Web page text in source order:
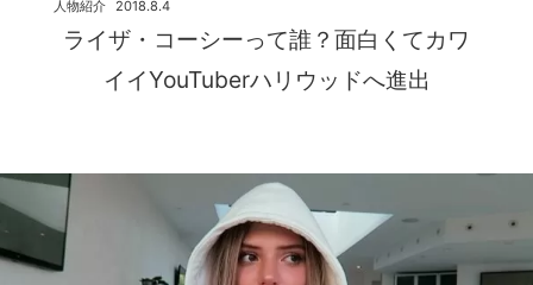
ライザ・コーシーって誰？面白くてカワ
イイYouTuberハリウッドへ進出
2018.8.4
人物紹介